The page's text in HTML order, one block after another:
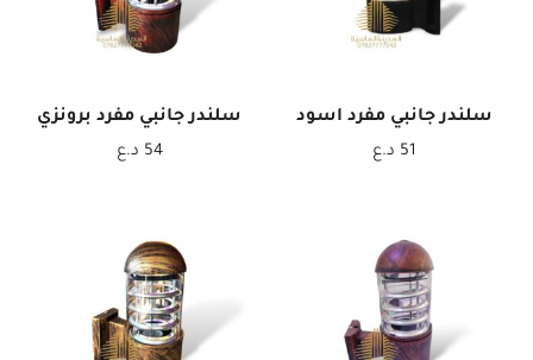
سلندر جانبي مفرد اسود
51 د.ع
سلندر جانبي مفرد برونزي
54 د.ع